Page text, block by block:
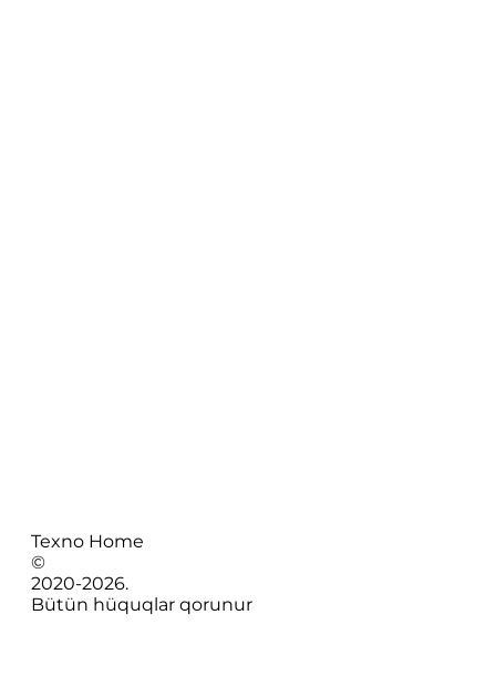
Texno Home
©
2020-2026.
Bütün hüquqlar qorunur